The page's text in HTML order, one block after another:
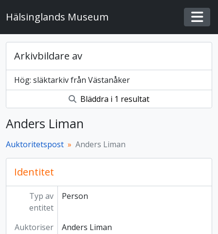
Hälsinglands Museum
Arkivbildare av
Hög: släktarkiv från Västanåker
Bläddra i 1 resultat
Anders Liman
Auktoritetspost Anders Liman
Identitet
Typ av
entitet
Person
Auktoriser
Anders Liman